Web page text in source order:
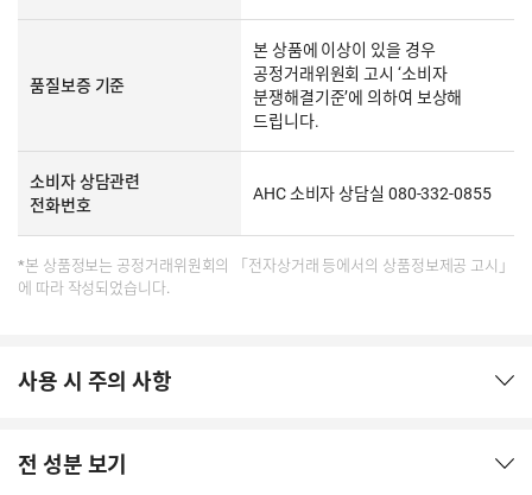
품질보증 기준
본 상품에 이상이 있을 경우
공정거래위원회 고시 ‘소비자
분쟁해결기준’에 의하여 보상해
드립니다.
소비자 상담관련
전화번호
AHC 소비자 상담실 080-332-0855
*본 상품정보는 공정거래위원회의 「전자상거래 등에서의 상품정보제공 고시」
에 따라 작성되었습니다.
사용 시 주의 사항
전 성분 보기